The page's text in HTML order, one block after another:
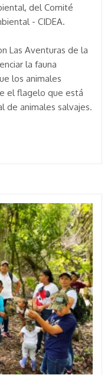
del Comité
- CIDEA.
Las Aventuras de la
la fauna
los animales
el flagelo que está
de animales salvajes.